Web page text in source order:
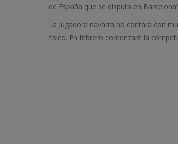
de España que se disputa en
La jugadora navarra no contará con
físico. En febrero comenzaré la